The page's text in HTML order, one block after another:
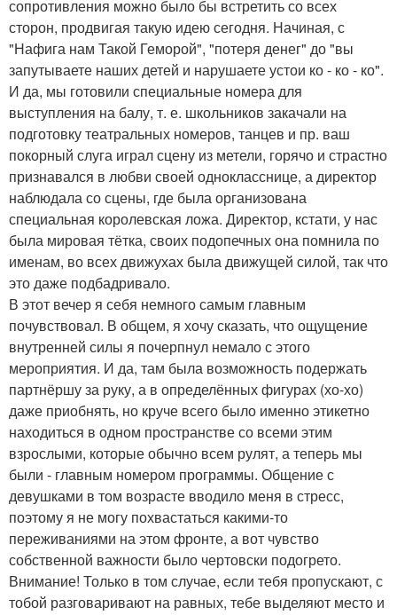
сопротивления можно было бы встретить со всех
сторон, продвигая такую идею сегодня. Начиная, с
"Нафига нам Такой Геморой", "потеря денег" до "вы
запутываете наших детей и нарушаете устои ко - ко - ко".
И да, мы готовили специальные номера для
выступления на балу, т. е. школьников закачали на
подготовку театральных номеров, танцев и пр. ваш
покорный слуга играл сцену из метели, горячо и страстно
признавался в любви своей однокласснице, а директор
наблюдала со сцены, где была организована
специальная королевская ложа. Директор, кстати, у нас
была мировая тётка, своих подопечных она помнила по
именам, во всех движухах была движущей силой, так что
это даже подбадривало.
В этот вечер я себя немного самым главным
почувствовал. В общем, я хочу сказать, что ощущение
внутренней силы я почерпнул немало с этого
мероприятия. И да, там была возможность подержать
партнёршу за руку, а в определённых фигурах (хо-хо)
даже приобнять, но круче всего было именно этикетно
находиться в одном пространстве со всеми этим
взрослыми, которые обычно всем рулят, а теперь мы
были - главным номером программы. Общение с
девушками в том возрасте вводило меня в стресс,
поэтому я не могу похвастаться какими-то
переживаниями на этом фронте, а вот чувство
собственной важности было чертовски подогрето.
Внимание! Только в том случае, если тебя пропускают, с
тобой разговаривают на равных, тебе выделяют место и